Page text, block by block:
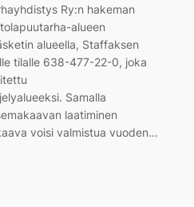
Ry:n hakeman
alueen
alueella, Staffaksen
tilalle 638-477-22-0, joka
Samalla
laatiminen
voisi valmistua vuoden…